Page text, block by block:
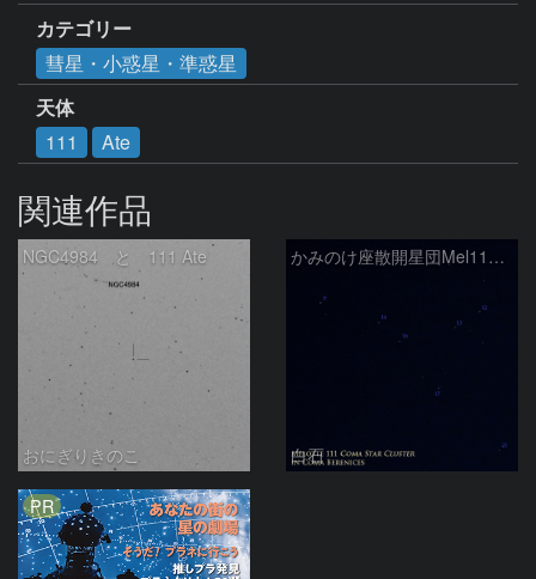
カテゴリー
彗星・小惑星・準惑星
天体
111
Ate
関連作品
NGC4984 と 111 Ate
おにぎりきのこ
かみのけ座散開星団Mel111 主要部
白石
PR